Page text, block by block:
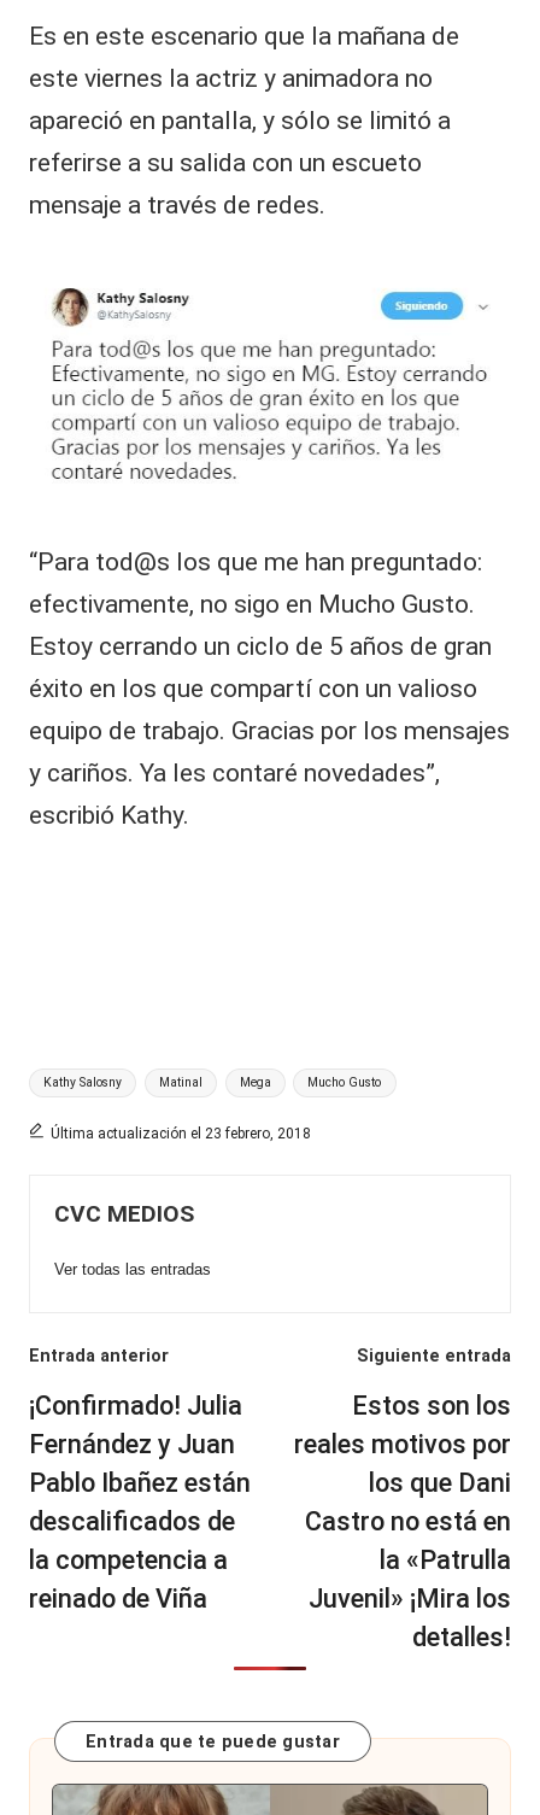
Es en este escenario que la mañana de
este viernes la actriz y animadora no
apareció en pantalla, y sólo se limitó a
referirse a su salida con un escueto
mensaje a través de redes.
“Para tod@s los que me han preguntado:
efectivamente, no sigo en Mucho Gusto.
Estoy cerrando un ciclo de 5 años de gran
éxito en los que compartí con un valioso
equipo de trabajo. Gracias por los mensajes
y cariños. Ya les contaré novedades”,
escribió Kathy.
Etiquetas:
Kathy Salosny Matinal Mega Mucho Gusto
Última actualización el 23 febrero, 2018
CVC MEDIOS
Ver todas las entradas
Navegación
de
entradas
Entrada anterior
¡Confirmado! Julia
Fernández y Juan
Pablo Ibañez están
descalificados de
la competencia a
reinado de Viña
Siguiente entrada
Estos son los
reales motivos por
los que Dani
Castro no está en
la «Patrulla
Juvenil» ¡Mira los
detalles!
Entrada que te puede gustar